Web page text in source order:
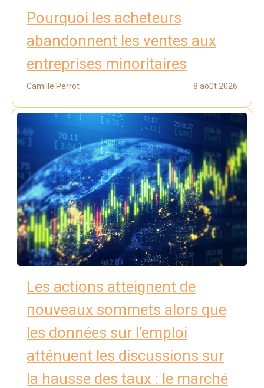
Pourquoi les acheteurs
abandonnent les ventes aux
entreprises minoritaires
Camille Perrot 8 août 2026
Les actions atteignent de
nouveaux sommets alors que
les données sur l’emploi
atténuent les discussions sur
la hausse des taux : le marché